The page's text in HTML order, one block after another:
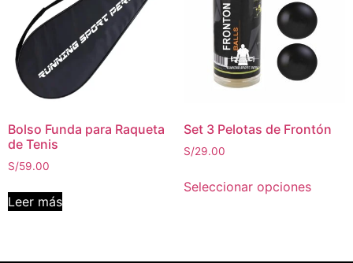
Bolso Funda para Raqueta
de Tenis
S/59.00
Leer más
Set 3 Pelotas de Frontón
S/29.00
Seleccionar opciones